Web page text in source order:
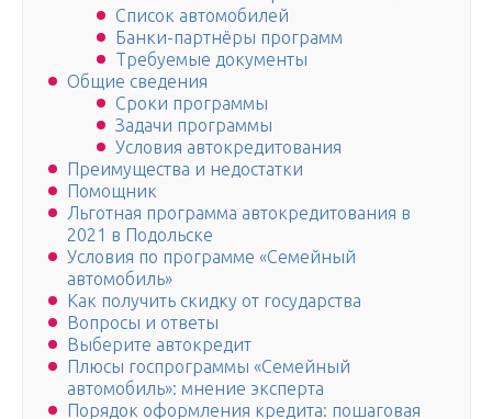
Список автомобилей
Банки-партнёры программ
Требуемые документы
Общие сведения
Сроки программы
Задачи программы
Условия автокредитования
Преимущества и недостатки
Помощник
Льготная программа автокредитования в
2021 в Подольске
Условия по программе «Семейный
автомобиль»
Как получить скидку от государства
Вопросы и ответы
Выберите автокредит
Плюсы госпрограммы «Семейный
автомобиль»: мнение эксперта
Порядок оформления кредита: пошаговая